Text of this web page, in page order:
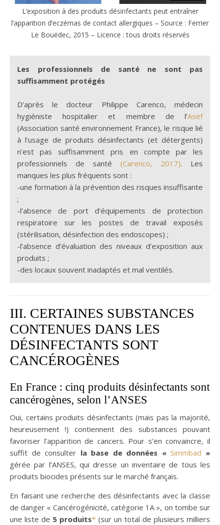
L’exposition à des produits désinfectants peut entraîner
l’apparition d’eczémas de contact allergiques – Source : Ferrier
Le Bouëdec, 2015 – Licence : tous droits réservés
Les professionnels de santé ne sont pas
suffisamment protégés
D’après le docteur Philippe Carenco, médecin
hygiéniste hospitalier et membre de l’Asef
(Association santé environnement France), le risque lié
à l’usage de produits désinfectants (et détergents)
n’est pas suffisamment pris en compte par les
professionnels de santé (Carenco, 2017). Les
manques les plus fréquents sont :
-une formation à la prévention des risques insuffisante
;
-l’absence de port d’équipements de protection
respiratoire sur les postes de travail exposés
(stérilisation, désinfection des endoscopes) ;
-l’absence d’évaluation des niveaux d’exposition aux
produits ;
-des locaux souvent inadaptés et mal ventilés.
III. CERTAINES SUBSTANCES
CONTENUES DANS LES
DÉSINFECTANTS SONT
CANCÉROGÈNES
En France : cinq produits désinfectants sont
cancérogènes, selon l’ANSES
Oui, certains produits désinfectants (mais pas la majorité,
heureusement !) contiennent des substances pouvant
favoriser l’apparition de cancers. Pour s’en convaincre, il
suffit de consulter la base de données «Simmbad »
gérée par l’ANSES, qui dresse un inventaire de tous les
produits biocides présents sur le marché français.
En faisant une recherche des désinfectants avec la classe
de danger « Cancérogénicité, catégorie 1A », on tombe sur
une liste de 5 produits* (sur un total de plusieurs milliers